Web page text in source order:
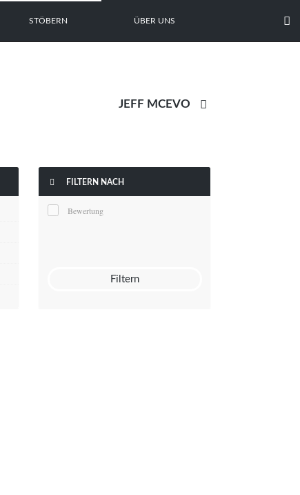
STÖBERN ÜBER UNS 

 FILTERN NACH
Bewertung
Filtern